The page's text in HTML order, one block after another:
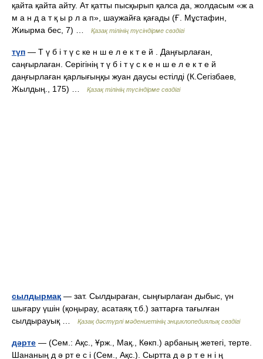
қайта қайта айту. Ат қатты пысқырып қалса да, жолдасым «ж а
м а н д а т қ ы р л а п», шаужайға қағады (Ғ. Мұстафин,
Жиырма бес, 7) …
Қазақ тілінің түсіндірме сөздігі
түп — Т ү б і т ү с ке н ш е л е к т е й . Даңғырлаған,
саңғырлаған. Серігінің т ү б і т ү с к е н ш е л е к т е й
даңғырлаған қарлығыңқы жуан даусы естілді (К.Сегізбаев,
Жылдың., 175) …
Қазақ тілінің түсіндірме сөздігі
сылдырмақ — зат. Сылдыраған, сыңғырлаған дыбыс, үн
шығару үшін (қоңырау, асатаяқ т.б.) заттарға тағылған
сылдырауық …
Қазақ дәстүрлі мәдениетінің энциклопедиялық сөздігі
дәрте — (Сем.: Ақс., Ұрж., Мақ., Көкп.) арбаның жетегі, терте.
Шананың д ә рт е с і (Сем., Ақс.). Сыртта д ә р т е н і ң